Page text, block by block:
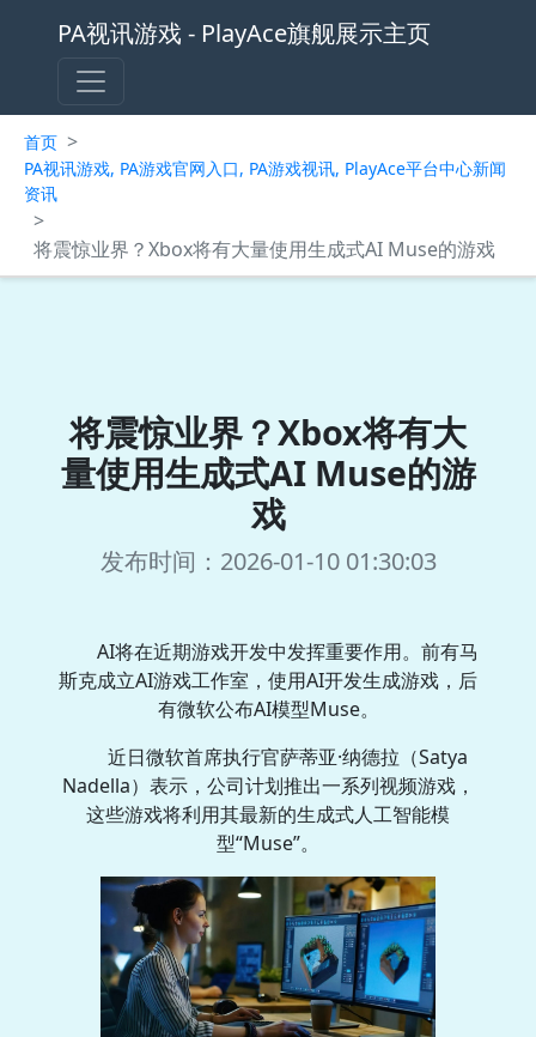
PA视讯游戏 - PlayAce旗舰展示主页
首页 >
PA视讯游戏, PA游戏官网入口, PA游戏视讯, PlayAce平台中心新闻
资讯
>
将震惊业界？Xbox将有大量使用生成式AI Muse的游戏
将震惊业界？Xbox将有大
量使用生成式AI Muse的游
戏
发布时间：2026-01-10 01:30:03
AI将在近期游戏开发中发挥重要作用。前有马
斯克成立AI游戏工作室，使用AI开发生成游戏，后
有微软公布AI模型Muse。
近日微软首席执行官萨蒂亚·纳德拉（Satya
Nadella）表示，公司计划推出一系列视频游戏，
这些游戏将利用其最新的生成式人工智能模
型“Muse”。